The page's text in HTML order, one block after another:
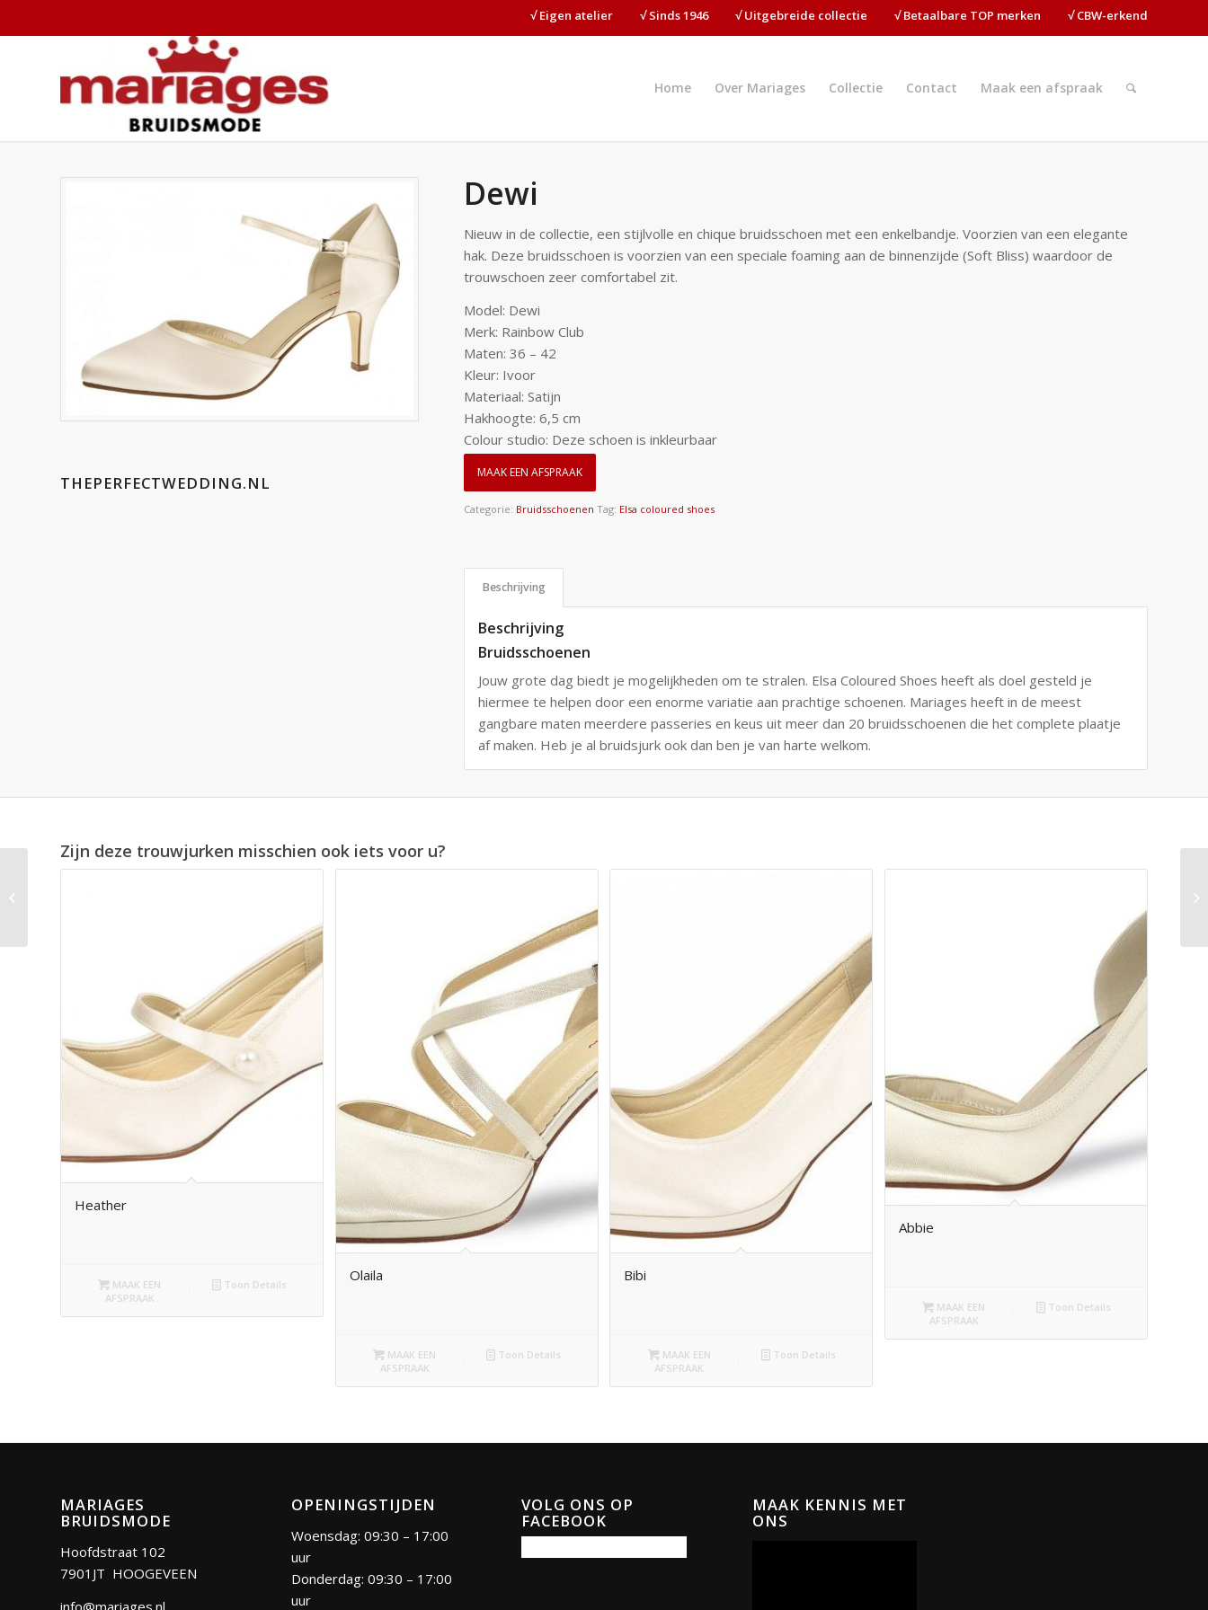
√ Eigen atelier⠀⠀⠀√ Sinds 1946⠀⠀⠀√ Uitgebreide collectie⠀⠀⠀√ Betaalbare TOP merken⠀⠀⠀√ CBW-erkend
Home Over Mariages Collectie Contact Maak een afspraak
THEPERFECTWEDDING.NL
Dewi
Nieuw in de collectie, een stijlvolle en chique bruidsschoen met een enkelbandje. Voorzien van een elegante
hak. Deze bruidsschoen is voorzien van een speciale foaming aan de binnenzijde (Soft Bliss) waardoor de
trouwschoen zeer comfortabel zit.
Model: Dewi
Merk: Rainbow Club
Maten: 36 – 42
Kleur: Ivoor
Materiaal: Satijn
Hakhoogte: 6,5 cm
Colour studio: Deze schoen is inkleurbaar
MAAK EEN AFSPRAAK
Categorie: Bruidsschoenen Tag: Elsa coloured shoes
Beschrijving
Beschrijving
Bruidsschoenen
Jouw grote dag biedt je mogelijkheden om te stralen. Elsa Coloured Shoes heeft als doel gesteld je
hiermee te helpen door een enorme variatie aan prachtige schoenen. Mariages heeft in de meest
gangbare maten meerdere passeries en keus uit meer dan 20 bruidsschoenen die het complete plaatje
af maken. Heb je al bruidsjurk ook dan ben je van harte welkom.
Zijn deze trouwjurken misschien ook iets voor u?
Heather
MAAK EEN
AFSPRAAK
Toon Details Olaila
MAAK EEN
AFSPRAAK
Toon Details
Bibi
MAAK EEN
AFSPRAAK
Toon Details
Abbie
MAAK EEN
AFSPRAAK
Toon Details
MARIAGES
BRUIDSMODE
Hoofdstraat 102
7901JT HOOGEVEEN
info@mariages.nl
OPENINGSTIJDEN
Woensdag: 09:30 – 17:00
uur
Donderdag: 09:30 – 17:00
uur
VOLG ONS OP
FACEBOOK
MAAK KENNIS MET
ONS